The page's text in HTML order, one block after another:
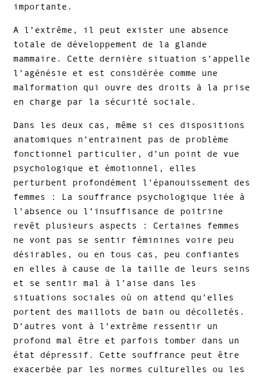
importante.
A l’extrême, il peut exister une absence
totale de développement de la glande
mammaire. Cette dernière situation s’appelle
l’agénésie et est considérée comme une
malformation qui ouvre des droits à la prise
en charge par la sécurité sociale.
Dans les deux cas, même si ces dispositions
anatomiques n’entrainent pas de problème
fonctionnel particulier, d’un point de vue
psychologique et émotionnel, elles
perturbent profondément l’épanouissement des
femmes : La souffrance psychologique liée à
l’absence ou l’insuffisance de poitrine
revêt plusieurs aspects : Certaines femmes
ne vont pas se sentir féminines voire peu
désirables, ou en tous cas, peu confiantes
en elles à cause de la taille de leurs seins
et se sentir mal à l’aise dans les
situations sociales où on attend qu’elles
portent des maillots de bain ou décolletés.
D’autres vont à l’extrême ressentir un
profond mal être et parfois tomber dans un
état dépressif. Cette souffrance peut être
exacerbée par les normes culturelles ou les